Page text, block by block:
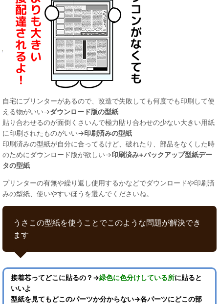
自宅にプリンターがあるので、改造で失敗しても何度でも印刷して使
える物がいい→ダウンロード版の型紙
貼り合わせるのが面倒くさいんで極力貼り合わせの少ない大きい用紙
に印刷されたものがいい→印刷済みの型紙
印刷済みの型紙が自分に合ってるけど、破れたり、部品をなくした時
のためにダウンロード版が欲しい→印刷済み+バックアップ型紙デー
タの型紙
プリンターの有無や繰り返し使用するかなどでダウンロードや印刷済
みの型紙、使いやすいほうを選んでくださいね。
うさこの型紙を使うことでこのような問題が解決でき
ます
接着芯ってどこに貼るの？→緑色に色分けしている所に貼ると
いいよ
型紙を見てもどこのパーツか分からない→各パーツにどこの部